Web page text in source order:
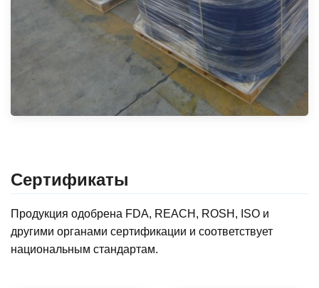
Сертификаты
Продукция одобрена FDA, REACH, ROSH, ISO и
другими органами сертификации и соответствует
национальным стандартам.